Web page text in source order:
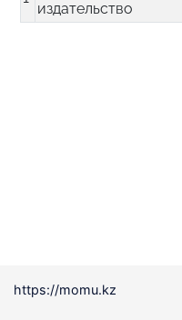
издательство
https://momu.kz